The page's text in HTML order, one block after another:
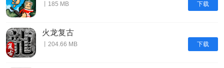
下载
丨185 MB
下载
火龙复古
丨204.66 MB